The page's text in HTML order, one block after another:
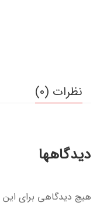
نظرات (0)
دیدگاهها
هیچ دیدگاهی برای